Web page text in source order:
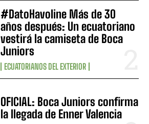
#DatoHavoline Más de 30
años después: Un ecuatoriano
vestirá la camiseta de Boca
Juniors
ECUATORIANOS DEL EXTERIOR
OFICIAL: Boca Juniors confirma
la llegada de Enner Valencia